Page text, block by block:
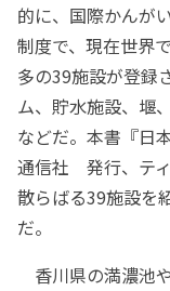
的に、国際かんが
制度で、現在世界
多の39施設が登録
ム、貯水施設、堰
などだ。本書『日
通信社 発行、テ
散らばる39施設を
だ。
香川県の満濃池